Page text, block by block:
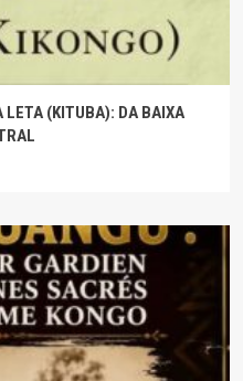
LETA (KITUBA): DA BAIXA